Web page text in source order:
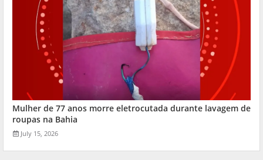
Mulher de 77 anos morre eletrocutada durante lavagem de
roupas na Bahia
July 15, 2026